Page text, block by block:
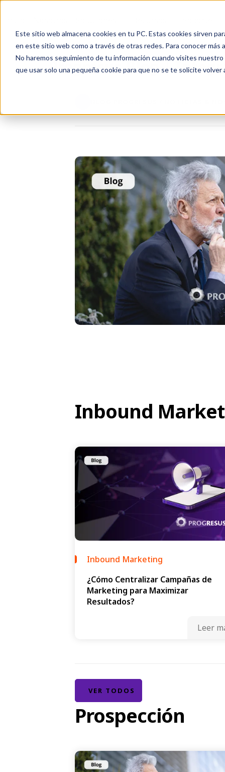
Este sitio web almacena cookies en tu PC. Estas cookies sirven
en este sitio web como a través de otras redes. Para conocer
No haremos seguimiento de tu información cuando visites
que usar solo una pequeña cookie para que no se te solicite
Progresus Blog |
Inbound
Inbound Marketing
¿Cómo Centralizar Campañas de
Marketing para Maximizar
Resultados?
Leer
VER TODOS
Prospección